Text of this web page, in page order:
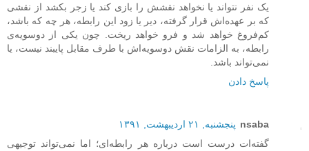
یک نفر نتواند یا نخواهد نقشش را بازی کند یا زجر بکشد از نقشی
که بر عهده‌اش قرار گرفته، دیر یا زود این رابطه، هر چه که باشد،
کم‌فروغ خواهد شد و فرو خواهد ریخت. چون یکی از دوسویه‌ی
رابطه، به الزامات نقش دوسویه‌اش با طرف مقابل پایبند نیست، یا
نمی‌تواند باشد.
پاسخ دادن
nsaba پنجشنبه, ۲۱ اردیبهشت, ۱۳۹۱
گفته‌ات درست است درباره هر رابطه‌ای؛ اما نمی‌تواند توجیهی